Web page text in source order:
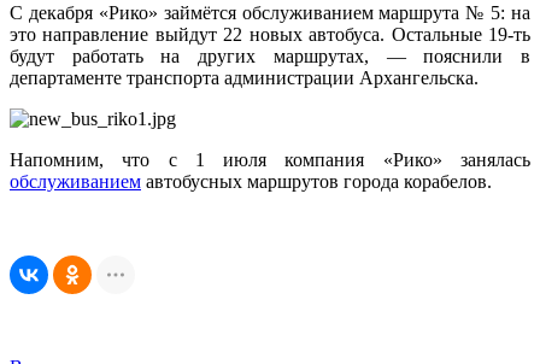
С декабря «Рико» займётся обслуживанием маршрута № 5: на
это направление выйдут 22 новых автобуса. Остальные 19-ть
будут работать на других маршрутах, — пояснили в
департаменте транспорта администрации Архангельска.
Напомним, что с 1 июля компания «Рико» занялась
обслуживанием автобусных маршрутов города корабелов.